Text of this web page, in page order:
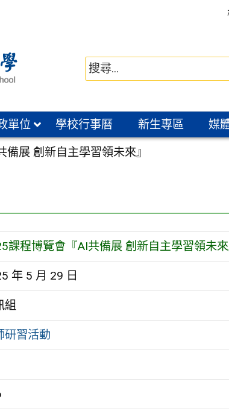
單位 學校行事曆 新生專區 媒
展 創新自主學習領未來』
課程博覽會『AI共備展 創新自主學習領未來
年 5 月 29 日
組
研習活動